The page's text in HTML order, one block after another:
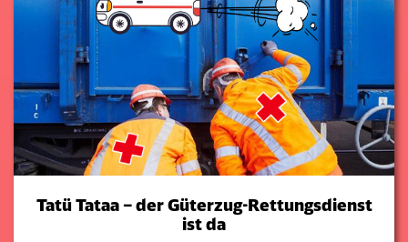
Tatü Tataa – der Güterzug-Rettungsdienst
ist da